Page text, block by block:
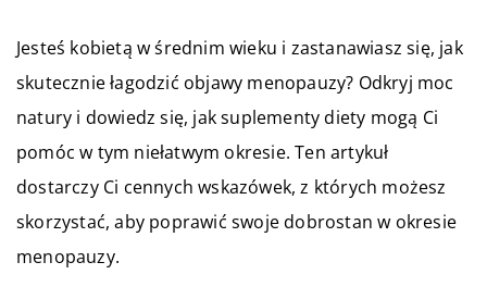
Jesteś kobietą w średnim wieku i zastanawiasz się, jak
skutecznie łagodzić objawy menopauzy? Odkryj moc
natury i dowiedz się, jak suplementy diety mogą Ci
pomóc w tym niełatwym okresie. Ten artykuł
dostarczy Ci cennych wskazówek, z których możesz
skorzystać, aby poprawić swoje dobrostan w okresie
menopauzy.